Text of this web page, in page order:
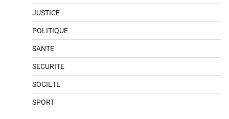
JUSTICE
POLITIQUE
SANTE
SECURITE
SOCIETE
SPORT